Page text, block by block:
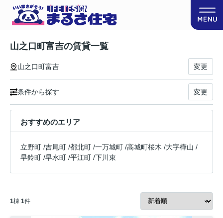
山之口町富吉の賃貸一覧
山之口町富吉 変更
条件から探す 変更
おすすめのエリア
立野町 /吉尾町 /都北町 /一万城町 /高城町桜木 /大字樺山 /
早鈴町 /早水町 /平江町 /下川東
1棟 1件